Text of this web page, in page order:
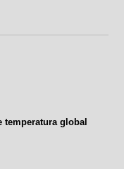
temperatura global